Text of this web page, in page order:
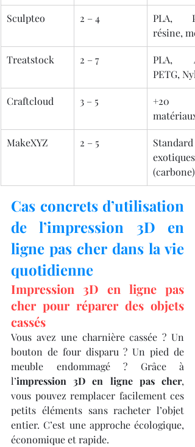
Sculpteo 2 – 4
PLA,
résine,
Treatstock 2 – 7
PLA,
PETG,
Craftcloud 3 – 5
+20
matériaux
MakeXYZ 2 – 5
exotiques
(carbone)
Cas concrets d’utilisation
de l’impression 3D en
ligne pas cher dans la vie
quotidienne
Impression 3D en ligne pas
cher pour réparer des objets
cassés
Vous avez une charnière cassée ? Un
bouton de four disparu ? Un pied de
meuble endommagé ? Grâce à
l’impression 3D en ligne pas cher,
vous pouvez remplacer facilement ces
petits éléments sans racheter l’objet
entier. C’est une approche écologique,
économique et rapide.